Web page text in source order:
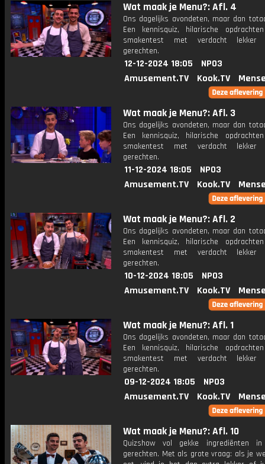
Wat maak je Menu?: Afl. 4
Ons dagelijks avondeten, maar dan
Een kennisquiz, hilarische
smakentest met verdacht lekker
gerechten.
12-12-2024 18:05
NPO3
Amusement.TV
Kook.TV
Wat maak je Menu?: Afl. 3
Ons dagelijks avondeten, maar dan
Een kennisquiz, hilarische
smakentest met verdacht lekker
gerechten.
11-12-2024 18:05
NPO3
Amusement.TV
Kook.TV
Wat maak je Menu?: Afl. 2
Ons dagelijks avondeten, maar dan
Een kennisquiz, hilarische
smakentest met verdacht lekker
gerechten.
10-12-2024 18:05
NPO3
Amusement.TV
Kook.TV
Wat maak je Menu?: Afl. 1
Ons dagelijks avondeten, maar dan
Een kennisquiz, hilarische
smakentest met verdacht lekker
gerechten.
09-12-2024 18:05
NPO3
Amusement.TV
Kook.TV
Wat maak je Menu?: Afl. 10
Quizshow vol gekke ingrediënten in
gerechten. Met als grote vraag: als je